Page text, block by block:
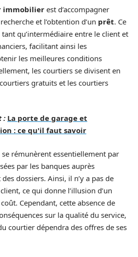
immobilier est d’accompagner
et l’obtention d’un prêt. Ce
qu’intermédiaire entre le client et
facilitant ainsi les
les meilleures conditions
les courtiers se divisent en
gratuits et les courtiers
: La porte de garage et
: ce qu'il faut savoir
rémunèrent essentiellement par
par les banques auprès
dossiers. Ainsi, il n’y a pas de
ce qui donne l’illusion d’un
Cependant, cette absence de
sur la qualité du service,
courtier dépendra des offres de ses